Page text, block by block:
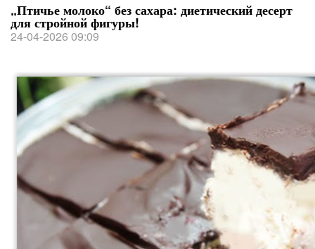
„Птичье молоко“ без сахара: диетический десерт
для стройной фигуры!
24-04-2026 09:09